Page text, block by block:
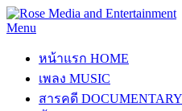
Menu
หน้าแรก HOME
เพลง MUSIC
สารคดี DOCUMENTARY